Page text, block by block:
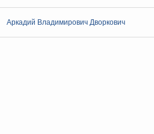
Аркадий Владимирович Дворкович
перевозок,
заседание